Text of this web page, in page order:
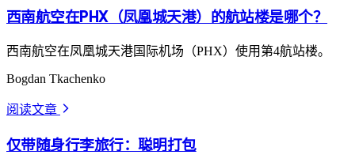
西南航空在PHX（凤凰城天港）的航站楼是哪个？
西南航空在凤凰城天港国际机场（PHX）使用第4航站楼。
Bogdan Tkachenko
阅读文章 arrow_forward_ios
仅带随身行李旅行：聪明打包